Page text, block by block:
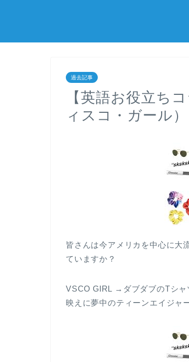
過去記事
【英語お役立ち
ィスコ・ガール
皆さんは今アメリカを中心に大
ていますか？
VSCO GIRL →ダブダブのTシャ
映えに夢中のティーンエイジャ